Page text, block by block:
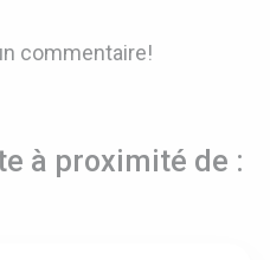
commentaire!
à proximité de :